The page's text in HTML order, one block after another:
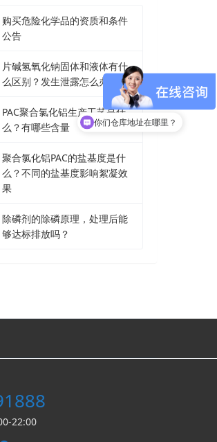
购买危险化学品的资质和条件
公告
片碱氢氧化钠固体和液体有什
么区别？发生泄露怎么办
PAC聚合氯化铝生产工艺是什
么？有哪些含量
聚合氯化铝PAC的盐基度是什
么？不同的盐基度影响絮凝效
果
除磷剂的除磷原理，处理后能
够达标排放吗？
22:00
你们仓库地址在哪里？